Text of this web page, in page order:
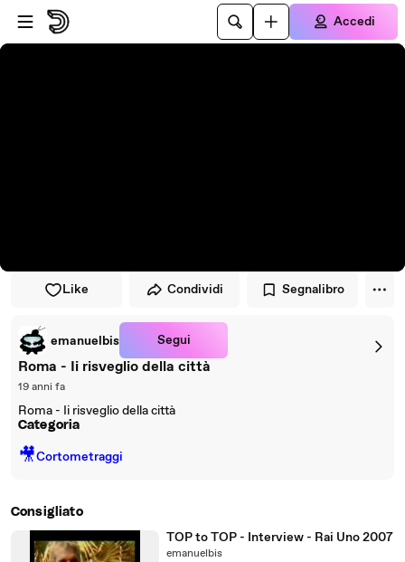
Vai al lettore
Passa al contenuto principale
Accedi
Like Condividi Segnalibro
emanuelbis Segui
Roma - Ii risveglio della città
19 anni fa
Roma - Ii risveglio della città
Categoria
🎥Cortometraggi
Consigliato
TOP to TOP - Interview - Rai Uno 2007
emanuelbis